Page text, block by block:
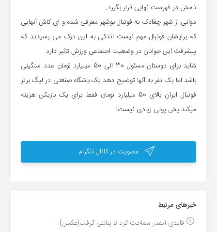
نامش در فهرست نهایی قرار بگیرد.
دوانی از شهر چغادک به فوتبال بوشهر معرفی شده و ای کاش آنهایی
که برایشان فوتبال مهم نیست اندکی به این درک می رسیدند که
پیشرفت این جوانان در وضعیت اجتماعی ورزش تاثیر دارد.
شاید برای دوستان مسئول 30 الی 50 میلیارد تومان عدد سنگینی
باشد اما یک نفر به آنها توضیح دهد یک باشگاه صنعتی در لیگ برتر
فوتبال ایران بالای 50 میلیارد تومان فقط برای یک بازیکن هزینه
میکند پش پولی زیادی نیست!
عضویت در کانال تلگرام
خبر‌های مرتبط
قایدی آنقدر سماجت کرد تا پنالتی گرفت(عکس)...